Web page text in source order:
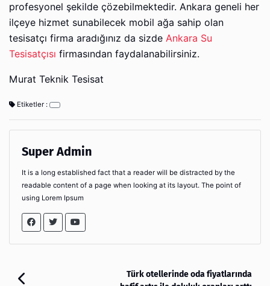
profesyonel şekilde çözebilmektedir. Ankara geneli her
ilçeye hizmet sunabilecek mobil ağa sahip olan
tesisatçı firma aradığınız da sizde Ankara Su
Tesisatçısı firmasından faydalanabilirsiniz.
Murat Teknik Tesisat
Etiketler :
Super Admin
It is a long established fact that a reader will be distracted by the
readable content of a page when looking at its layout. The point of
using Lorem Ipsum
Türk otellerinde oda fiyatlarında